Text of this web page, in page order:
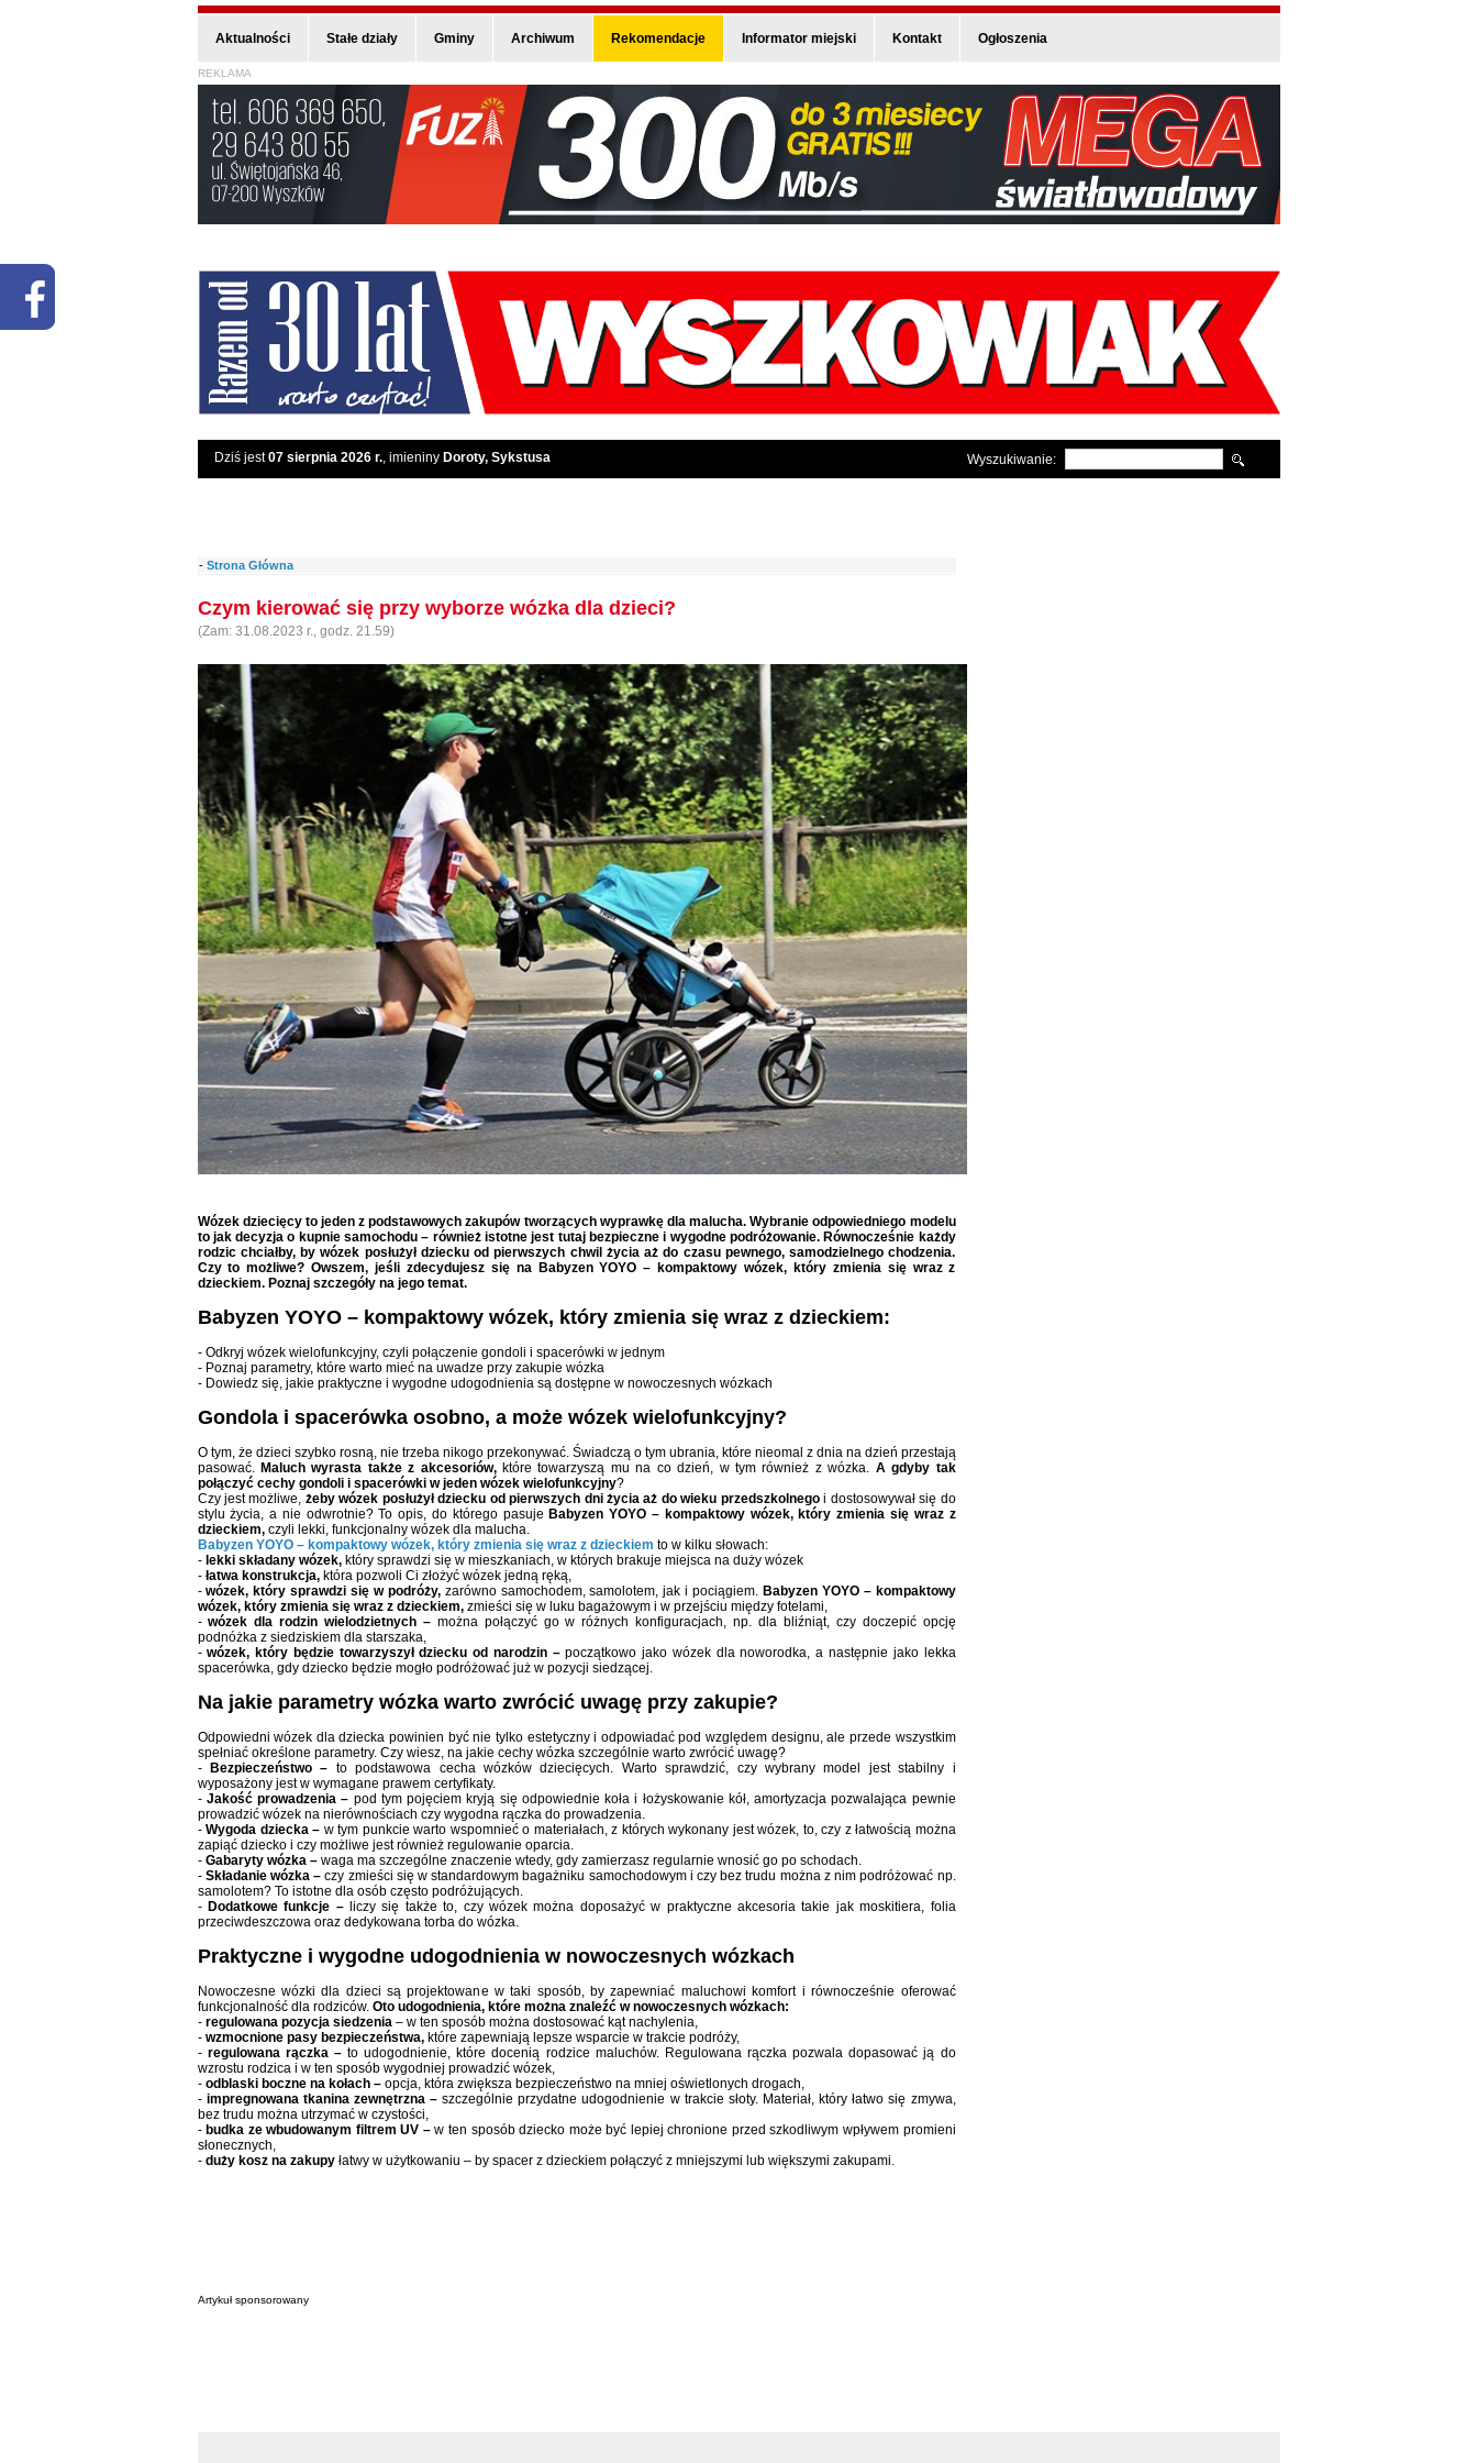
Aktualności Stałe działy Gminy Archiwum Rekomendacje Informator miejski Kontakt Ogłoszenia
REKLAMA
Dziś jest07 sierpnia 2026 r., imieniny Doroty, Sykstusa Wyszukiwanie:
- Strona Główna
Czym kierować się przy wyborze wózka dla dzieci?
(Zam: 31.08.2023 r., godz. 21.59)
Wózek dziecięcy to jeden z podstawowych zakupów tworzących wyprawkę dla malucha. Wybranie odpowiedniego modelu
to jak decyzja o kupnie samochodu – również istotne jest tutaj bezpieczne i wygodne podróżowanie. Równocześnie każdy
rodzic chciałby, by wózek posłużył dziecku od pierwszych chwil życia aż do czasu pewnego, samodzielnego chodzenia.
Czy to możliwe? Owszem, jeśli zdecydujesz się na Babyzen YOYO – kompaktowy wózek, który zmienia się wraz z
dzieckiem. Poznaj szczegóły na jego temat.
Babyzen YOYO – kompaktowy wózek, który zmienia się wraz z dzieckiem:
- Odkryj wózek wielofunkcyjny, czyli połączenie gondoli i spacerówki w jednym
- Poznaj parametry, które warto mieć na uwadze przy zakupie wózka
- Dowiedz się, jakie praktyczne i wygodne udogodnienia są dostępne w nowoczesnych wózkach
Gondola i spacerówka osobno, a może wózek wielofunkcyjny?
O tym, że dzieci szybko rosną, nie trzeba nikogo przekonywać. Świadczą o tym ubrania, które nieomal z dnia na dzień przestają
pasować. Maluch wyrasta także z akcesoriów, które towarzyszą mu na co dzień, w tym również z wózka. A gdyby tak
połączyć cechy gondoli i spacerówki w jeden wózek wielofunkcyjny?
Czy jest możliwe, żeby wózek posłużył dziecku od pierwszych dni życia aż do wieku przedszkolnegoi dostosowywał się do
stylu życia, a nie odwrotnie? To opis, do którego pasuje Babyzen YOYO – kompaktowy wózek, który zmienia się wraz z
dzieckiem, czyli lekki, funkcjonalny wózek dla malucha.
Babyzen YOYO – kompaktowy wózek, który zmienia się wraz z dzieckiem to w kilku słowach:
- lekki składany wózek, który sprawdzi się w mieszkaniach, w których brakuje miejsca na duży wózek
- łatwa konstrukcja, która pozwoli Ci złożyć wózek jedną ręką,
-wózek, który sprawdzi się w podróży, zarówno samochodem, samolotem, jak i pociągiem. Babyzen YOYO – kompaktowy
wózek, który zmienia się wraz z dzieckiem, zmieści się w luku bagażowym i w przejściu między fotelami,
-wózek dla rodzin wielodzietnych –można połączyć go w różnych konfiguracjach, np. dla bliźniąt, czy doczepić opcję
podnóżka z siedziskiem dla starszaka,
-wózek, który będzie towarzyszył dziecku od narodzin –początkowo jako wózek dla noworodka, a następnie jako lekka
spacerówka, gdy dziecko będzie mogło podróżować już w pozycji siedzącej.
Na jakie parametry wózka warto zwrócić uwagę przy zakupie?
Odpowiedni wózek dla dziecka powinien być nie tylko estetyczny i odpowiadać pod względem designu, ale przede wszystkim
spełniać określone parametry. Czy wiesz, na jakie cechy wózka szczególnie warto zwrócić uwagę?
-
Bezpieczeństwo – to podstawowa cecha wózków dziecięcych. Warto sprawdzić, czy wybrany model jest stabilny i
wyposażony jest w wymagane prawem certyfikaty.
- Jakość prowadzenia – pod tym pojęciem kryją się odpowiednie koła i łożyskowanie kół, amortyzacja pozwalająca pewnie
prowadzić wózek na nierównościach czy wygodna rączka do prowadzenia.
- Wygoda dziecka – w tym punkcie warto wspomnieć o materiałach, z których wykonany jest wózek, to, czy z łatwością można
zapiąć dziecko i czy możliwe jest również regulowanie oparcia.
- Gabaryty wózka –waga ma szczególne znaczenie wtedy, gdy zamierzasz regularnie wnosić go po schodach.
- Składanie wózka – czy zmieści się w standardowym bagażniku samochodowym i czy bez trudu można z nim podróżować np.
samolotem? To istotne dla osób często podróżujących.
- Dodatkowe funkcje –liczy się także to, czy wózek można doposażyć w praktyczne akcesoria takie jak moskitiera, folia
przeciwdeszczowa oraz dedykowana torba do wózka.
Praktyczne i wygodne udogodnienia w nowoczesnych wózkach
Nowoczesne wózki dla dzieci są projektowane w taki sposób, by zapewniać maluchowi komfort i równocześnie oferować
funkcjonalność dla rodziców. Oto udogodnienia, które można znaleźć w nowoczesnych wózkach:
- regulowana pozycja siedzenia– w ten sposób można dostosować kąt nachylenia,
- wzmocnione pasy bezpieczeństwa, które zapewniają lepsze wsparcie w trakcie podróży,
- regulowana rączka –to udogodnienie, które docenią rodzice maluchów. Regulowana rączka pozwala dopasować ją do
wzrostu rodzica i w ten sposób wygodniej prowadzić wózek,
- odblaski boczne na kołach –opcja, która zwiększa bezpieczeństwo na mniej oświetlonych drogach,
- impregnowana tkanina zewnętrzna – szczególnie przydatne udogodnienie w trakcie słoty. Materiał, który łatwo się zmywa,
bez trudu można utrzymać w czystości,
- budka ze wbudowanym filtrem UV –w ten sposób dziecko może być lepiej chronione przed szkodliwym wpływem promieni
słonecznych,
- duży kosz na zakupyłatwy w użytkowaniu – by spacer z dzieckiem połączyć z mniejszymi lub większymi zakupami.
Artykuł sponsorowany